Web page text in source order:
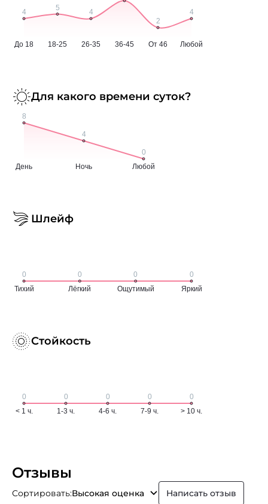
Для какого времени суток?
Шлейф
Стойкость
Отзывы
Сортировать:Высокая оценка Написать отзыв